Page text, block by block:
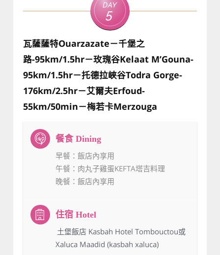
Day
5
瓦薩薩特Ouarzazate－千堡之
路-95km/1.5hr－玫瑰谷Kelaat M’Gouna-
95km/1.5hr－托德拉峽谷Todra Gorge-
176km/2.5hr－艾爾夫Erfoud-
55km/50min－梅若卡Merzouga
早餐 ：飯店內享用
午餐 ：肉丸子雞蛋KEFTA塔吉料理
晚餐 ：飯店內享用
：土堡飯店 Kasbah Hotel Tombouctou或
Xaluca Maadid (kasbah xaluca)